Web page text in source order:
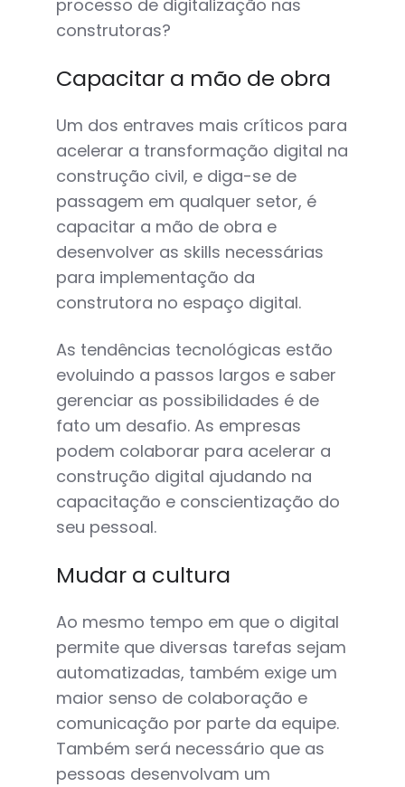
processo de digitalização nas
construtoras?
Capacitar a mão de obra
Um dos entraves mais críticos para
acelerar a transformação digital na
construção civil, e diga-se de
passagem em qualquer setor, é
capacitar a mão de obra e
desenvolver as skills necessárias
para implementação da
construtora no espaço digital.
As tendências tecnológicas estão
evoluindo a passos largos e saber
gerenciar as possibilidades é de
fato um desafio. As empresas
podem colaborar para acelerar a
construção digital ajudando na
capacitação e conscientização do
seu pessoal.
Mudar a cultura
Ao mesmo tempo em que o digital
permite que diversas tarefas sejam
automatizadas, também exige um
maior senso de colaboração e
comunicação por parte da equipe.
Também será necessário que as
pessoas desenvolvam um